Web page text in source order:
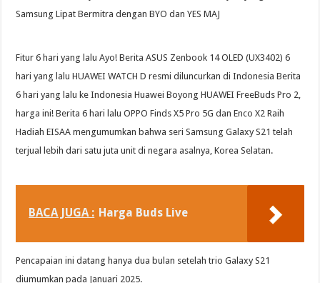
Samsung Lipat Bermitra dengan BYO dan YES MAJ
Fitur 6 hari yang lalu Ayo! Berita ASUS Zenbook 14 OLED (UX3402) 6
hari yang lalu HUAWEI WATCH D resmi diluncurkan di Indonesia Berita
6 hari yang lalu ke Indonesia Huawei Boyong HUAWEI FreeBuds Pro 2,
harga ini! Berita 6 hari lalu OPPO Finds X5 Pro 5G dan Enco X2 Raih
Hadiah EISAA mengumumkan bahwa seri Samsung Galaxy S21 telah
terjual lebih dari satu juta unit di negara asalnya, Korea Selatan.
BACA JUGA : Harga Buds Live
Pencapaian ini datang hanya dua bulan setelah trio Galaxy S21
diumumkan pada Januari 2025.